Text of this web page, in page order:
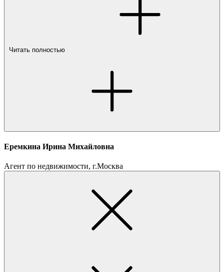
Читать полностью
Еремкина Ирина Михайловна
Агент по недвижимости, г.Москва